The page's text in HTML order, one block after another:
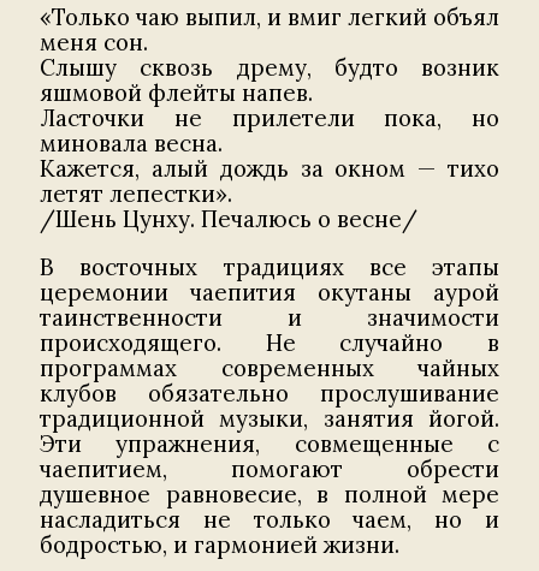
«Только чаю выпил, и вмиг легкий объял
меня сон.
Слышу сквозь дрему, будто возник
яшмовой флейты напев.
Ласточки не прилетели пока, но
миновала весна.
Кажется, алый дождь за окном — тихо
летят лепестки».
/Шень Цунху. Печалюсь о весне/
В восточных традициях все этапы
церемонии чаепития окутаны аурой
таинственности и значимости
происходящего. Не случайно в
программах современных чайных
клубов обязательно прослушивание
традиционной музыки, занятия йогой.
Эти упражнения, совмещенные с
чаепитием, помогают обрести
душевное равновесие, в полной мере
насладиться не только чаем, но и
бодростью, и гармонией жизни.